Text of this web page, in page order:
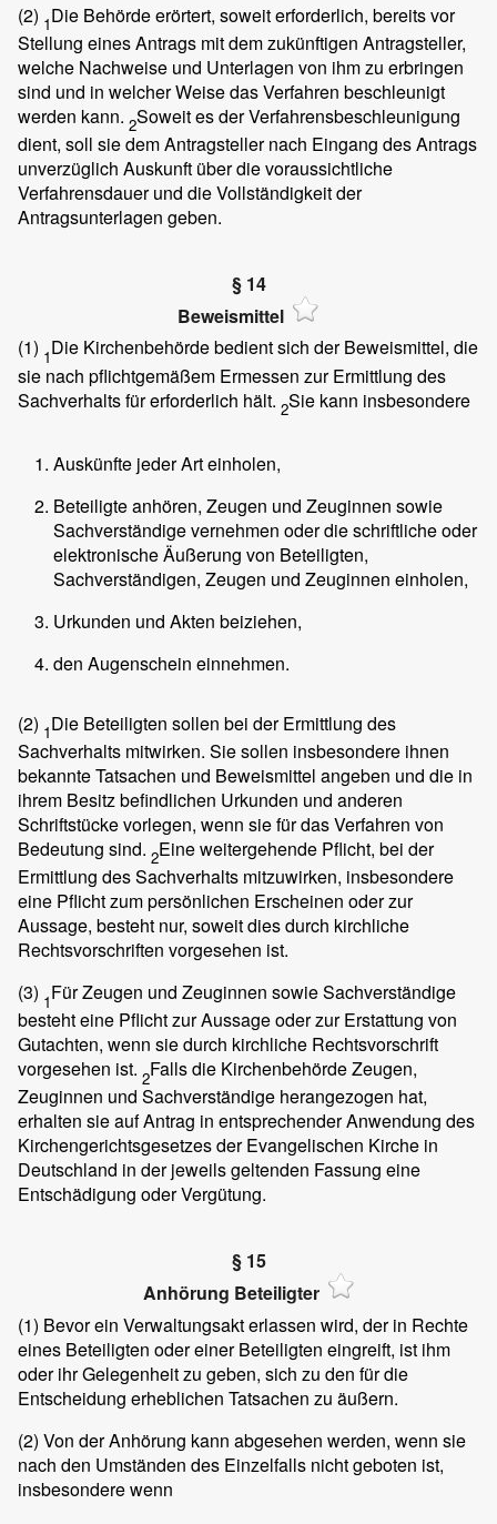
(2) 1Die Behörde erörtert, soweit erforderlich, bereits vor
Stellung eines Antrags mit dem zukünftigen Antragsteller,
welche Nachweise und Unterlagen von ihm zu erbringen
sind und in welcher Weise das Verfahren beschleunigt
werden kann. 2Soweit es der Verfahrensbeschleunigung
dient, soll sie dem Antragsteller nach Eingang des Antrags
unverzüglich Auskunft über die voraussichtliche
Verfahrensdauer und die Vollständigkeit der
Antragsunterlagen geben.
§ 14
Beweismittel
(1) 1Die Kirchenbehörde bedient sich der Beweismittel, die
sie nach pflichtgemäßem Ermessen zur Ermittlung des
Sachverhalts für erforderlich hält. 2Sie kann insbesondere
Auskünfte jeder Art einholen,
Beteiligte anhören, Zeugen und Zeuginnen sowie
Sachverständige vernehmen oder die schriftliche oder
elektronische Äußerung von Beteiligten,
Sachverständigen, Zeugen und Zeuginnen einholen,
Urkunden und Akten beiziehen,
den Augenschein einnehmen.
(2) 1Die Beteiligten sollen bei der Ermittlung des
Sachverhalts mitwirken. Sie sollen insbesondere ihnen
bekannte Tatsachen und Beweismittel angeben und die in
ihrem Besitz befindlichen Urkunden und anderen
Schriftstücke vorlegen, wenn sie für das Verfahren von
Bedeutung sind. 2Eine weitergehende Pflicht, bei der
Ermittlung des Sachverhalts mitzuwirken, insbesondere
eine Pflicht zum persönlichen Erscheinen oder zur
Aussage, besteht nur, soweit dies durch kirchliche
Rechtsvorschriften vorgesehen ist.
(3) 1Für Zeugen und Zeuginnen sowie Sachverständige
besteht eine Pflicht zur Aussage oder zur Erstattung von
Gutachten, wenn sie durch kirchliche Rechtsvorschrift
vorgesehen ist. 2Falls die Kirchenbehörde Zeugen,
Zeuginnen und Sachverständige herangezogen hat,
erhalten sie auf Antrag in entsprechender Anwendung des
Kirchengerichtsgesetzes der Evangelischen Kirche in
Deutschland in der jeweils geltenden Fassung eine
Entschädigung oder Vergütung.
§ 15
Anhörung Beteiligter
(1) Bevor ein Verwaltungsakt erlassen wird, der in Rechte
eines Beteiligten oder einer Beteiligten eingreift, ist ihm
oder ihr Gelegenheit zu geben, sich zu den für die
Entscheidung erheblichen Tatsachen zu äußern.
(2) Von der Anhörung kann abgesehen werden, wenn sie
nach den Umständen des Einzelfalls nicht geboten ist,
insbesondere wenn